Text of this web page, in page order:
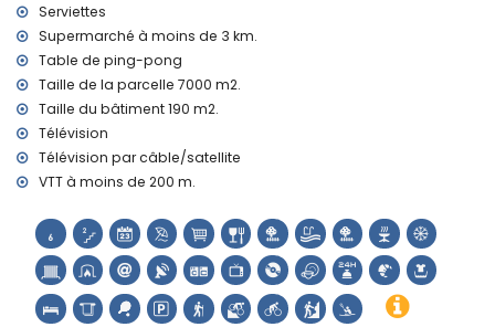
randonnée pédestre, VTT et cyclisme (dans un rayon de
1000 mètres de la location)
tennis, golf (Moraira), escalade, canoë-kayak (kayak),
pêche, plongée et ski nautique (dans un rayon de 10
kilomètres de la location)
Serviettes
Supermarché à moins de 3 km.
Table de ping-pong
Taille de la parcelle 7000 m2.
Taille du bâtiment 190 m2.
Télévision
Télévision par câble/satellite
VTT à moins de 200 m.